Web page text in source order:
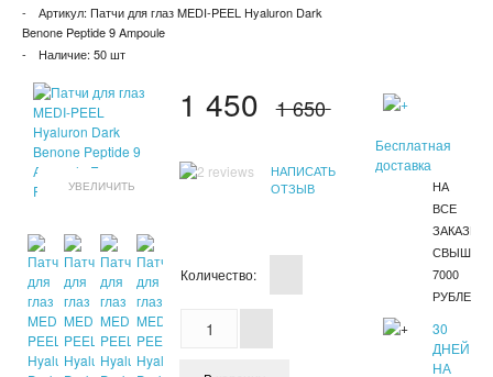
Артикул: Патчи для глаз MEDI-PEEL Hyaluron Dark
Benone Peptide 9 Ampoule
Наличие: 50 шт
УВЕЛИЧИТЬ
1 450 1 650
НАПИСАТЬ
ОТЗЫВ
Количество:
Бесплатная
доставка
НА
ВСЕ
ЗАКАЗЫ
СВЫШЕ
7000
РУБЛЕЙ
30
ДНЕЙ
НА